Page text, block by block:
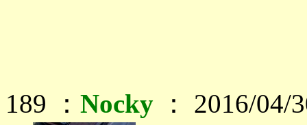
189 ： Nocky ： 2016/